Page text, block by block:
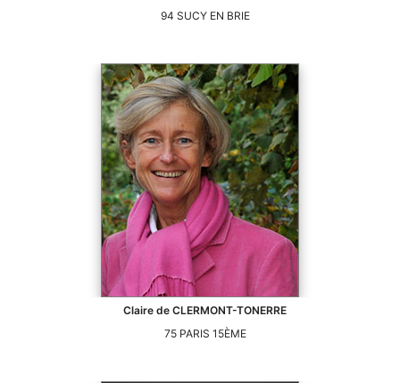
94 SUCY EN BRIE
Claire de CLERMONT-TONERRE
75 PARIS 15ÈME